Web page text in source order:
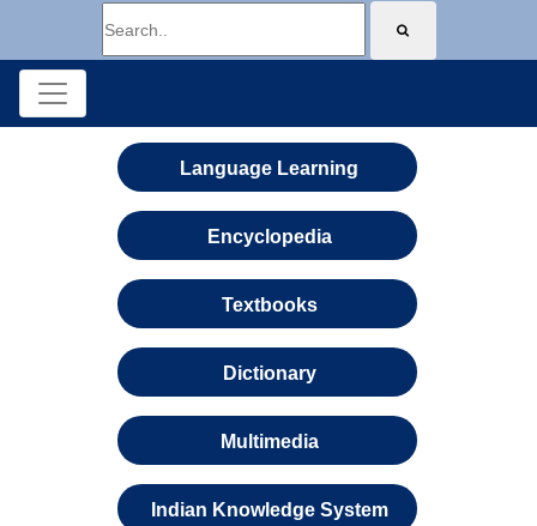
Language Learning
Encyclopedia
Textbooks
Dictionary
Multimedia
Indian Knowledge System